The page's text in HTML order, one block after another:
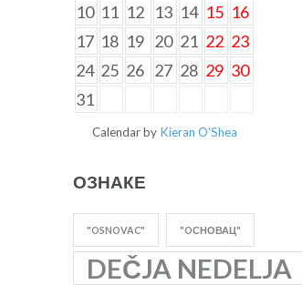
10 11 12 13 14 15 16
17 18 19 20 21 22 23
24 25 26 27 28 29 30
31
Calendar by Kieran O'Shea
ОЗНАКЕ
"OSNOVAC" "OСНОВАЦ"
DEČJA NEDELJA